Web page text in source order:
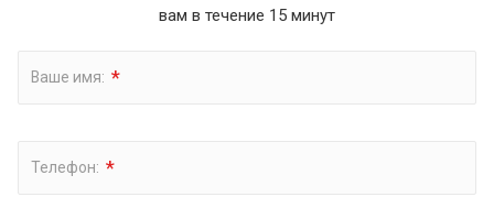
вам в течение 15 минут
Ваше имя: *
Телефон: *